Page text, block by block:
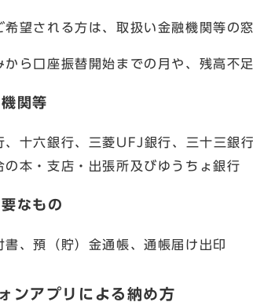
望される方は、取扱い金融機関等の
ら口座振替開始までの月や、残高不
関等
十六銀行、三菱UFJ銀行、三十三銀
の本・支店・出張所及びゆうちょ銀行
なもの
、預（貯）金通帳、通帳届け出印
ンアプリによる納め方